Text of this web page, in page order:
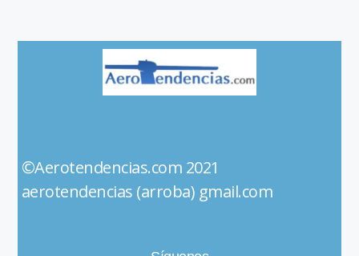
©Aerotendencias.com 2021
aerotendencias (arroba) gmail.com